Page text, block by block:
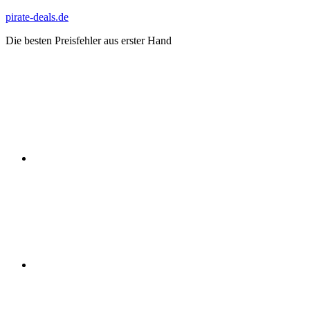
Zum
springen
pirate-deals.de
Die besten Preisfehler aus erster Hand